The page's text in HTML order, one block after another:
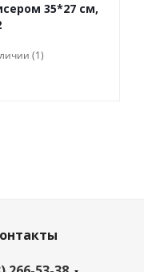
35*27 см,
(1)